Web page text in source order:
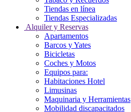
Tiendas en línea
Tiendas Especializadas
Alquiler y Reservas
Apartamentos
Barcos y Yates
Bicicletas
Coches y Motos
Equipos para:
Habitaciones Hotel
Limusinas
Maquinaria y Herramientas
Mobilidad discapacitados